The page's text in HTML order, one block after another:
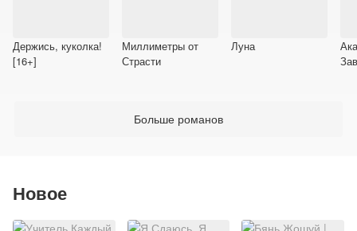
Держись, куколка!
[16+]
Миллиметры от
Страсти
Луна
Больше романов
Новое